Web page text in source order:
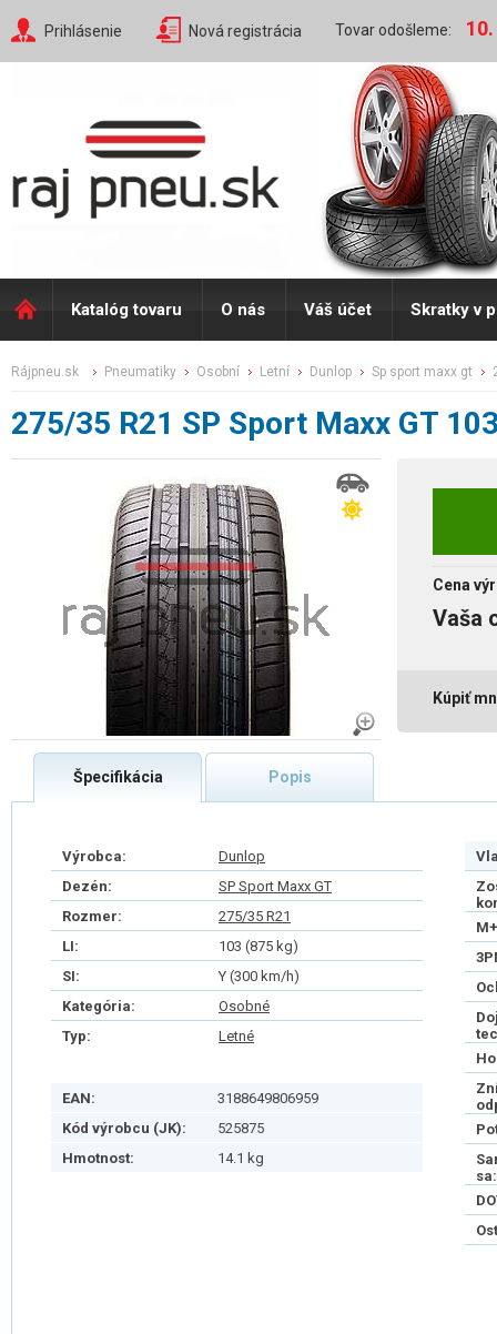
Prihlásenie Nová registrácia Tovar odošleme:
Katalóg tovaru O nás Váš účet Skratky v
rájpneu.sk pneumatiky osobní letní dunlop sp sport maxx gt
275/35 R21 SP Sport Maxx GT
Cena
Vaša
Kúpiť
Špecifikácia Popis
Výrobca:
Dunlop
Dezén:
SP Sport Maxx GT
Rozmer:
275/35 R21
LI:
103 (875 kg)
SI:
Y (300 km/h)
Kategória:
Osobné
Typ:
Letné
EAN:
3188649806959
Kód výrobcu (JK):
525875
Hmotnost:
14.1 kg
sa: